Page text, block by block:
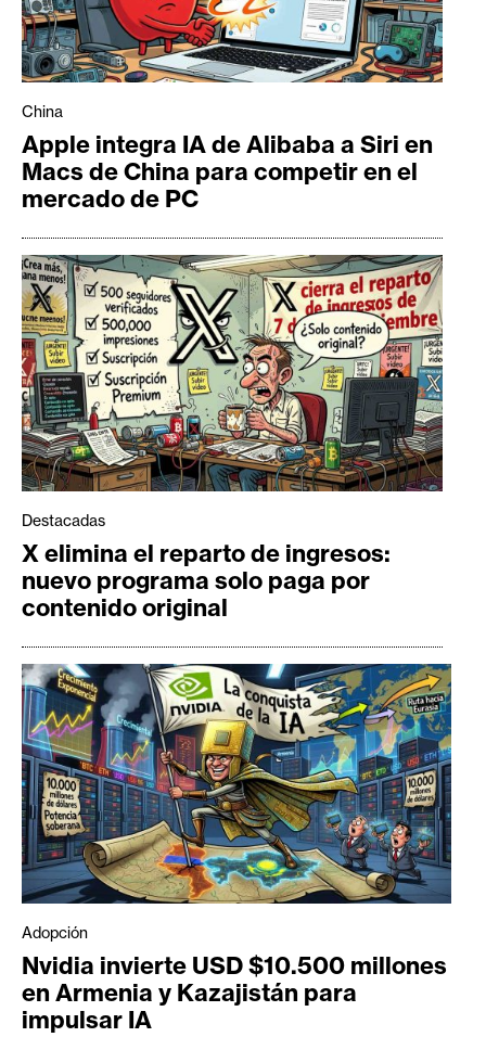
China
Apple integra IA de Alibaba a Siri en
Macs de China para competir en el
mercado de PC
Destacadas
X elimina el reparto de ingresos:
nuevo programa solo paga por
contenido original
Adopción
Nvidia invierte USD $10.500 millones
en Armenia y Kazajistán para
impulsar IA